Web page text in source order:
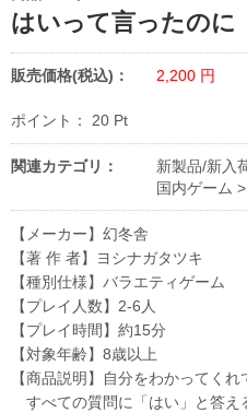
はいって言ったのに
販売価格(税込)： 2,200 円
ポイント： 20 Pt
関連カテゴリ：
新製品/新入
国内ゲーム >
【メーカー】幻冬舎
【著 作 者】ヨシナガタツキ
【種別仕様】バラエティゲーム
【プレイ人数】2-6人
【プレイ時間】約15分
【対象年齢】8歳以上
【商品説明】自分をわかってく
すべての質問に「はい」と答え